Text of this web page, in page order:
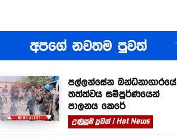
අපගේ නවතම පුවත්
පල්ලන්සේන බන්ධනාගාරයේ
තත්ත්වය සම්පූර්ණයෙන්
පාලනය කෙරේ
උණුසුම් පුවත් | Hot News